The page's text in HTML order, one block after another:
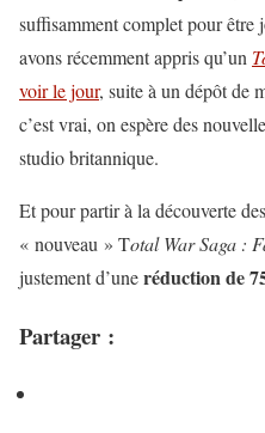
suffisamment complet pour être
avons récemment appris qu’un
voir le jour, suite à un dépôt de
c’est vrai, on espère des
studio britannique.
Et pour partir à la découverte
« nouveau » Total War Saga :
justement d’uneréduction de
Partager :